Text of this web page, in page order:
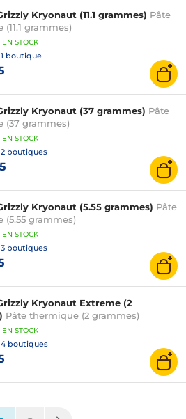
Kryonaut (11.1 grammes) Pâte
grammes)
EN STOCK
1 boutique
Kryonaut (37 grammes) Pâte
(37 grammes)
EN STOCK
2 boutiques
Kryonaut (5.55 grammes) Pâte
grammes)
EN STOCK
3 boutiques
Kryonaut Extreme (2
Pâte thermique (2 grammes)
EN STOCK
4 boutiques